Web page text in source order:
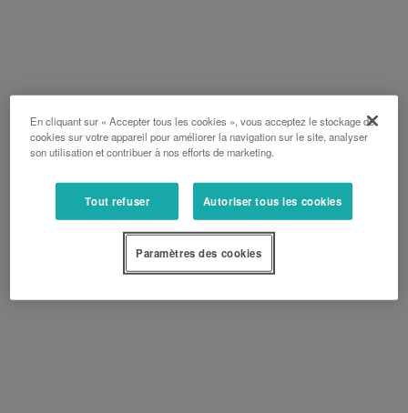
En cliquant sur « Accepter tous les cookies », vous acceptez le stockage de
cookies sur votre appareil pour améliorer la navigation sur le site, analyser
son utilisation et contribuer à nos efforts de marketing.
Tout refuser Autoriser tous les cookies
Paramètres des cookies